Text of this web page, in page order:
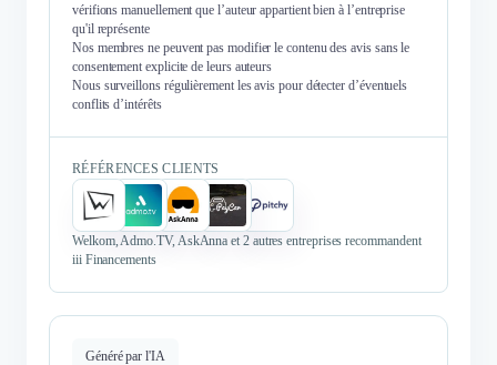
vérifions manuellement que l’auteur appartient bien à l’entreprise
qu'il représente
Nos membres ne peuvent pas modifier le contenu des avis sans le
consentement explicite de leurs auteurs
Nous surveillons régulièrement les avis pour détecter d’éventuels
conflits d’intérêts
RÉFÉRENCES CLIENTS
Welkom, Admo.TV, AskAnna et 2 autres entreprises recommandent
iii Financements
Généré par l'IA